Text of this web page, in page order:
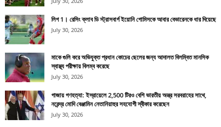
লিগ 1। রেসিং ক্লাব ডি স্ট্রাসবার্গ ইয়োনি গোমিসকে আবার বেভারেনকে ধার দিয়েছে
July 30, 2026
মাকে গুলি করে অভিযুক্ত প্রধান কোচের ছেলের জন্য আদালত বিলম্বিত মানসিক
স্বাস্থ্য পরীক্ষায় বিলম্ব করেছে
July 30, 2026
গাজায় গণহত্যা: ইস্রায়েলে 2,500 টিরও বেশি ভারতীয় অস্ত্র সরবরাহের সাথে,
নরেন্দ্র মোদি বেঞ্জামিন নেতানিয়াহুর সহযোগী স্বীকার করেছেন
July 30, 2026